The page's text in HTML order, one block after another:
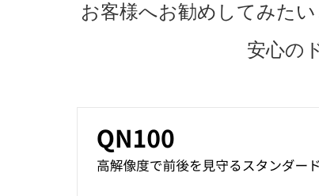
お客様へお勧めしてみた
安心の